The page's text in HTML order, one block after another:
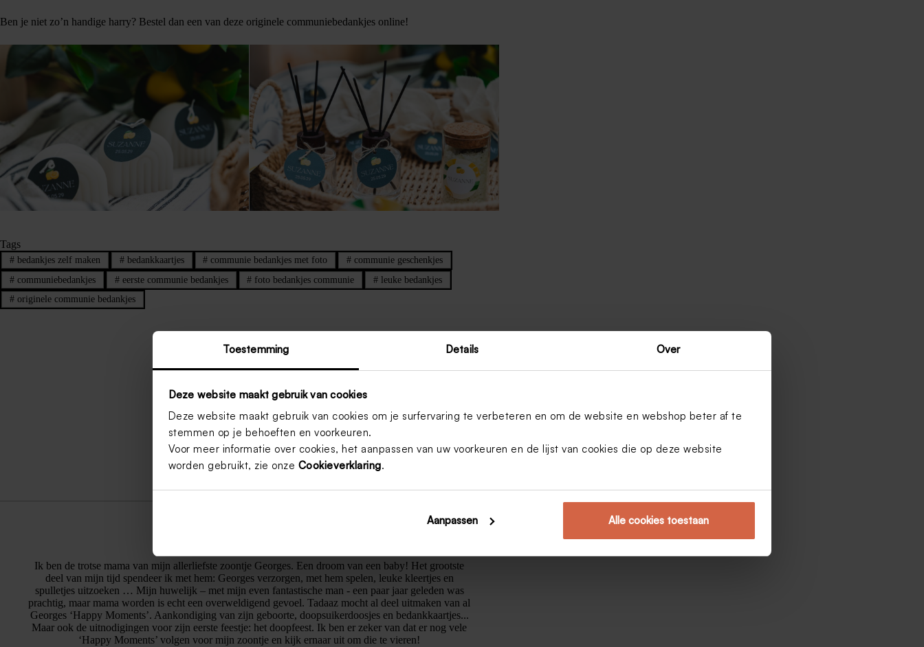
Toestemming Details Over
Deze website maakt gebruik van cookies
Deze website maakt gebruik van cookies om je surfervaring te verbeteren en om de website en webshop beter af te
stemmen op je behoeften en voorkeuren.
Voor meer informatie over cookies, het aanpassen van uw voorkeuren en de lijst van cookies die op deze website
worden gebruikt, zie onze Cookieverklaring.
Aanpassen Alle cookies toestaan
Ben je niet zo’n handige harry? Bestel dan een van deze originele communiebedankjes online!
Tags
#bedankjes zelf maken #bedankkaartjes # communie bedankjes met foto # communie geschenkjes
#communiebedankjes #eerste communie bedankjes # foto bedankjes communie # leuke bedankjes
#originele communie bedankjes
Ik ben de trotse mama van mijn allerliefste zoontje Georges. Een droom van een baby! Het grootste
deel van mijn tijd spendeer ik met hem: Georges verzorgen, met hem spelen, leuke kleertjes en
spulletjes uitzoeken … Mijn huwelijk – met mijn even fantastische man - een paar jaar geleden was
prachtig, maar mama worden is echt een overweldigend gevoel. Tadaaz mocht al deel uitmaken van al
Georges ‘Happy Moments’. Aankondiging van zijn geboorte, doopsuikerdoosjes en bedankkaartjes...
Maar ook de uitnodigingen voor zijn eerste feestje: het doopfeest. Ik ben er zeker van dat er nog vele
‘Happy Moments’ volgen voor mijn zoontje en kijk ernaar uit om die te vieren!